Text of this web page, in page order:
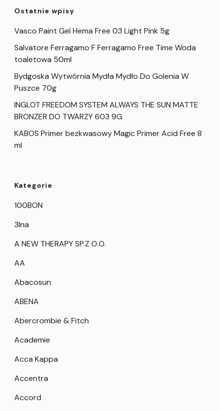
Ostatnie wpisy
Vasco Paint Gel Hema Free 03 Light Pink 5g
Salvatore Ferragamo F Ferragamo Free Time Woda
toaletowa 50ml
Bydgoska Wytwórnia Mydła Mydło Do Golenia W
Puszce 70g
INGLOT FREEDOM SYSTEM ALWAYS THE SUN MATTE
BRONZER DO TWARZY 603 9G
KABOS Primer bezkwasowy Magic Primer Acid Free 8
ml
Kategorie
100BON
3Ina
A NEW THERAPY SP.Z O.O.
AA
Abacosun
ABENA
Abercrombie & Fitch
Academie
Acca Kappa
Accentra
Accord